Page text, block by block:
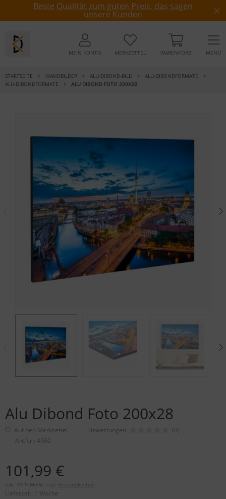
Beste Qualität zum guten Preis, das sagen
unsere Kunden
MEIN KONTO MERKZETTEL WARENKORB MENÜ
STARTSEITE WANDBILDER ALU-DIBOND-BILD
ALU-DIBONDFORMATE
ALU-DIBONDFORMATE
ALU DIBOND FOTO 200X28
Alu Dibond Foto 200x28
Bewertungen:
(0)
Art.Nr.: 4660
101,99 €
inkl. 19 % MwSt. zzgl. Versandkosten
Lieferzeit: 1 Woche